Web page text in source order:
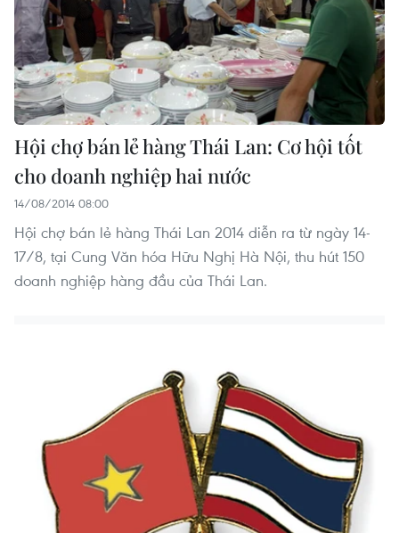
Hội chợ bán lẻ hàng Thái Lan: Cơ hội tốt
cho doanh nghiệp hai nước
14/08/2014 08:00
Hội chợ bán lẻ hàng Thái Lan 2014 diễn ra từ ngày 14-
17/8, tại Cung Văn hóa Hữu Nghị Hà Nội, thu hút 150
doanh nghiệp hàng đầu của Thái Lan.